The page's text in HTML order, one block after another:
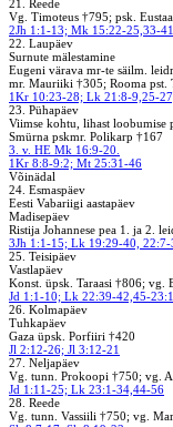
21. Reede
Vg. Timoteus †795; psk.
2Jh 1:1-13; Mk 15:22-25,33-41
22. Laupäev
Surnute mälestamine
Eugeni värava mr-te säilm.
mr. Mauriiki †305; Rooma pst.
1Kr 10:23-28; Lk 21:8-9,25-
23. Pühapäev
Viimse kohtu, lihast loobumise
Smürna pskmr. Polikarp †167
3. v. HE Mk 16:9-20.
1Kr 8:8-9:2; Mt 25:31-46
Võinädal
24. Esmaspäev
Eesti Vabariigi aastapäev
Madisepäev
Ristija Johannese pea 1. ja 2.
3Jh 1:1-15; Lk 19:29-40, 22:7-
25. Teisipäev
Vastlapäev
Konst. üpsk. Taraasi †806; vg.
Jd 1:1-10; Lk 22:39-42,45-23:1
26. Kolmapäev
Tuhkapäev
Gaza üpsk. Porfiiri †420
Jl 2:12-26; Jl 3:12-21
27. Neljapäev
Vg. tunn. Prokoopi †750; vg.
Jd 1:11-25; Lk 23:1-34,44-56
28. Reede
Vg. tunn. Vassiili †750; vg.